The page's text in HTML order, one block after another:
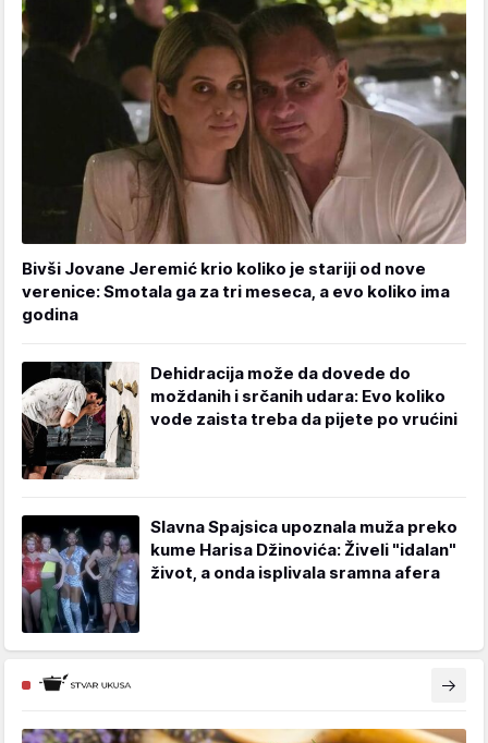
Bivši Jovane Jeremić krio koliko je stariji od nove
verenice: Smotala ga za tri meseca, a evo koliko ima
godina
Dehidracija može da dovede do
moždanih i srčanih udara: Evo koliko
vode zaista treba da pijete po vrućini
Slavna Spajsica upoznala muža preko
kume Harisa Džinovića: Živeli "idalan"
život, a onda isplivala sramna afera